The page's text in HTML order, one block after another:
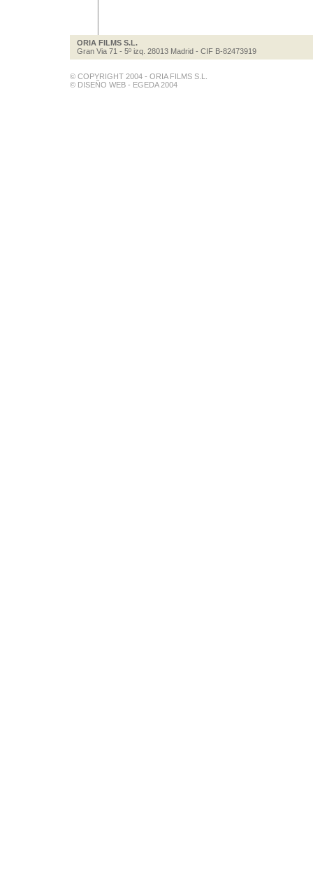
ORIA FILMS S.L.
Gran Via 71 - 5º izq. 28013 Madrid - CIF B-82473919
© COPYRIGHT 2004 - ORIA FILMS S.L.
© DISEÑO WEB - EGEDA 2004